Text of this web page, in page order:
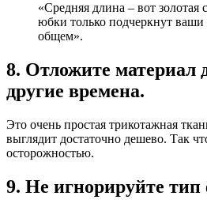
«Средняя длина – вот золотая
юбки только подчеркнут
общем».
8. Отложите материал
другие времена.
Это очень простая трикотажная
выглядит достаточно дешево. Так
осторожностью.
9. Не игнорируйте